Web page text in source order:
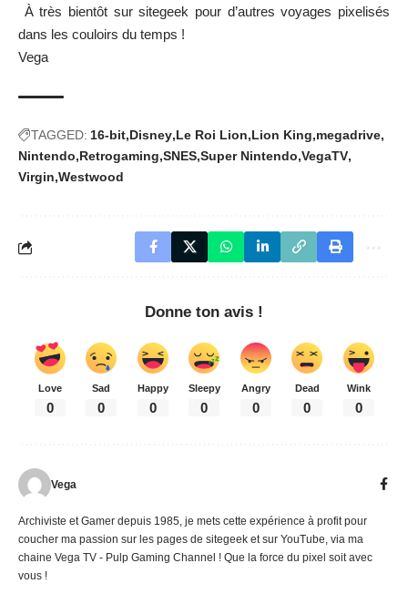
À très bientôt sur sitegeek pour d’autres voyages pixelisés
dans les couloirs du temps !
Vega
TAGGED: 16-bit Disney Le Roi Lion Lion King megadrive
Nintendo Retrogaming SNES Super Nintendo VegaTV
Virgin Westwood
Donne ton avis !
Love
0
Sad
0
Happy
0
Sleepy
0
Angry
0
Dead
0
Wink
0
Vega
Archiviste et Gamer depuis 1985, je mets cette expérience à profit pour
coucher ma passion sur les pages de sitegeek et sur YouTube, via ma
chaine Vega TV - Pulp Gaming Channel ! Que la force du pixel soit avec
vous !